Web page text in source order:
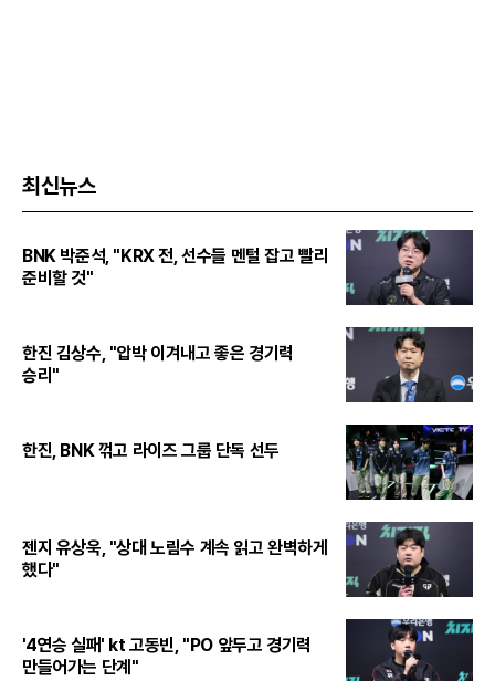
최신뉴스
BNK 박준석, "KRX 전, 선수들 멘털 잡고 빨리
준비할 것"
한진 김상수, "압박 이겨내고 좋은 경기력
승리"
한진, BNK 꺾고 라이즈 그룹 단독 선두
젠지 유상욱, "상대 노림수 계속 읽고 완벽하게
했다"
'4연승 실패' kt 고동빈, "PO 앞두고 경기력
만들어가는 단계"